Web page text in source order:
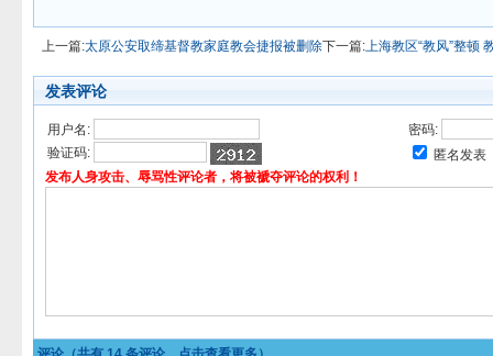
上一篇:太原公安取缔基督教家庭教会捷报被删除下一篇:上海教区“教风”整顿
发表评论
用户名:
密码:
验证码:
匿名发表
发布人身攻击、辱骂性评论者，将被褫夺评论的权利！